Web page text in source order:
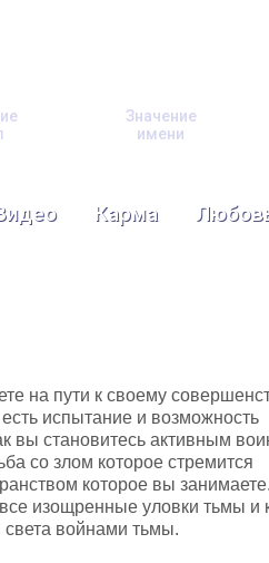
Значение
имени
Карма
на пути к своему
испытание и возможность
вы становитесь активным
со злом которое стремится
которое вы занимаете.
изощренные уловки тьмы и
войнами тьмы.